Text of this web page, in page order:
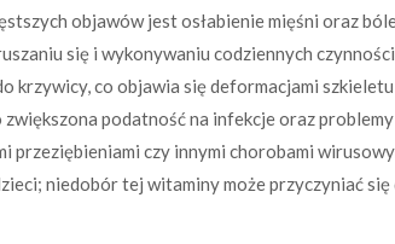
objawów jest osłabienie mięśni oraz
się i wykonywaniu codziennych
krzywicy, co objawia się deformacjami
podatność na infekcje oraz
przeziębieniami czy innymi chorobami
niedobór tej witaminy może przyczyniać